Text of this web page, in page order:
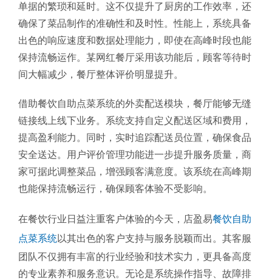
单据的繁琐和延时。这不仅提升了厨房的工作效率，还
确保了菜品制作的准确性和及时性。性能上，系统具备
出色的响应速度和数据处理能力，即使在高峰时段也能
保持流畅运作。某网红餐厅采用该功能后，顾客等待时
间大幅减少，餐厅整体评价明显提升。
借助餐饮自助点菜系统的外卖配送模块，餐厅能够无缝
链接线上线下业务。系统支持自定义配送区域和费用，
提高盈利能力。同时，实时追踪配送员位置，确保食品
安全送达。用户评价管理功能进一步提升服务质量，商
家可据此调整菜品，增强顾客满意度。该系统在高峰期
也能保持流畅运行，确保顾客体验不受影响。
在餐饮行业日益注重客户体验的今天，店盈易餐饮自助
点菜系统以其出色的客户支持与服务脱颖而出。其客服
团队不仅拥有丰富的行业经验和技术实力，更具备高度
的专业素养和服务意识。无论是系统操作指导、故障排